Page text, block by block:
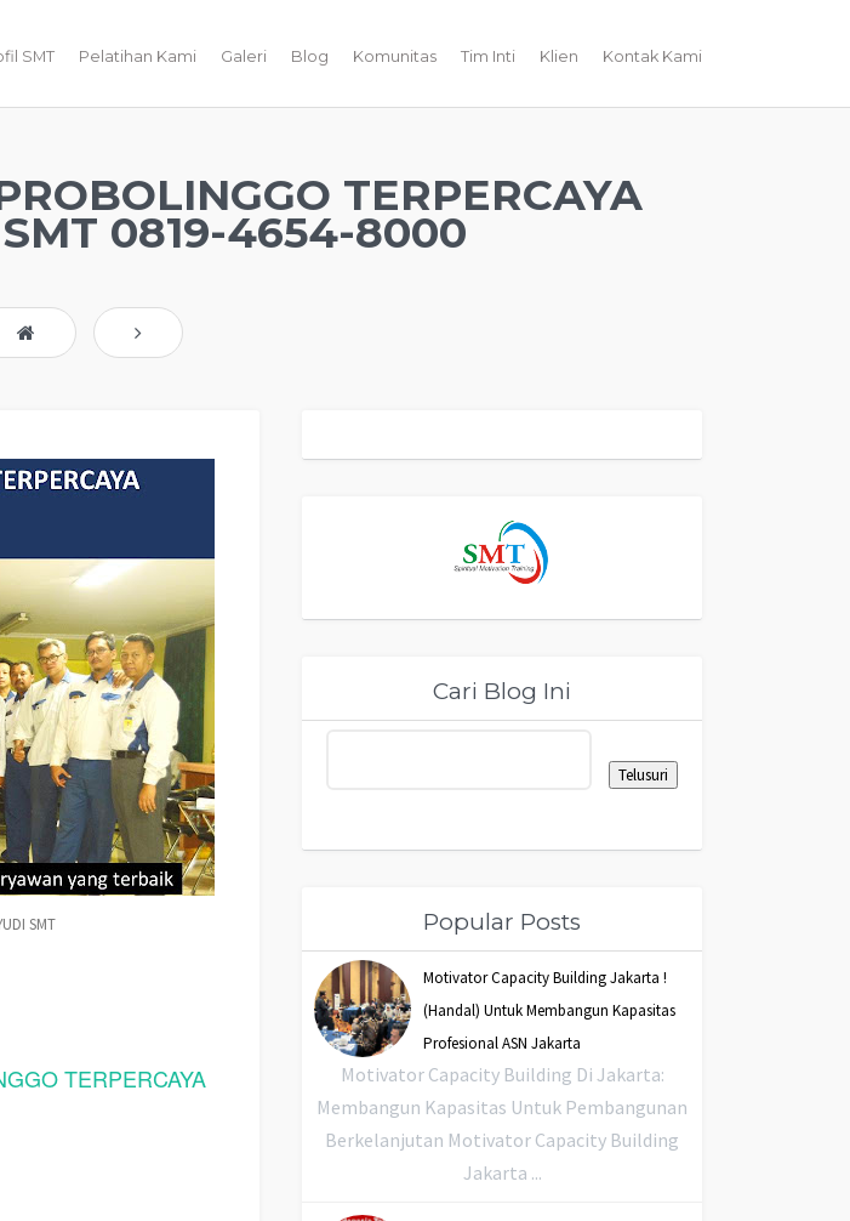
SMT Pelatihan Kami Galeri Blog Komunitas Tim Inti Klien Kontak Kami
TERPERCAYA
0819-4654-8000
SMT
TERPERCAYA
Cari Blog Ini
Popular Posts
Motivator Capacity Building Jakarta !
(Handal) Untuk Membangun Kapasitas
Profesional ASN Jakarta
Motivator Capacity Building Di Jakarta:
Membangun Kapasitas Untuk Pembangunan
Berkelanjutan Motivator Capacity Building
Jakarta ...